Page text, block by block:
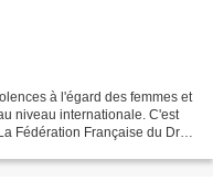
à l'égard des femmes et
niveau internationale. C'est
Fédération Française du Droit